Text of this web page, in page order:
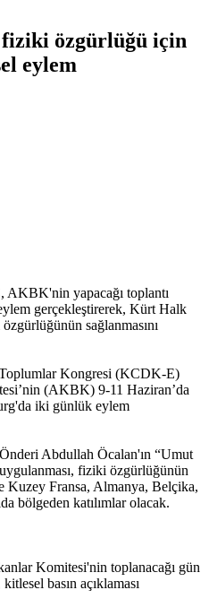
özgürlüğü için
eylem
yapacağı toplantı
gerçekleştirerek, Kürt Halk
sağlanmasını
Kongresi (KCDK-E)
(AKBK) 9-11 Haziran’da
iki günlük eylem
Abdullah Öcalan'ın “Umut
fiziki özgürlüğünün
Kuzey Fransa, Almanya, Belçika,
bölgeden katılımlar olacak.
Komitesi'nin toplanacağı gün
basın açıklaması